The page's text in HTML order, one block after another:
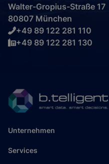
Walter-Gropius-Straße 17
80807 München
+49 89 122 281 110
+49 89 122 281 130
Unternehmen
Services